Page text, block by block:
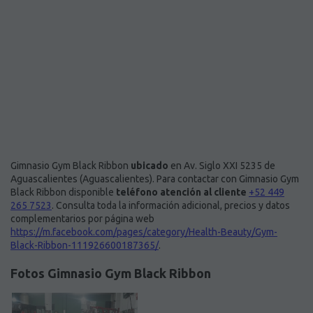
Gimnasio Gym Black Ribbon ubicado en Av. Siglo XXI 5235 de
Aguascalientes (Aguascalientes). Para contactar con Gimnasio Gym
Black Ribbon disponible teléfono atención al cliente +52 449
265 7523. Consulta toda la información adicional, precios y datos
complementarios por página web
https://m.facebook.com/pages/category/Health-Beauty/Gym-
Black-Ribbon-111926600187365/.
Fotos Gimnasio Gym Black Ribbon